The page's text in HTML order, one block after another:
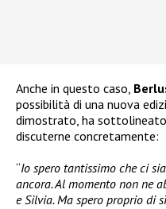
Anche in questo caso,
possibilità di una nuova
dimostrato, ha
discuterne concretamente:
“Io spero tantissimo che ci
ancora. Al momento non ne
e Silvia. Ma spero proprio di sì